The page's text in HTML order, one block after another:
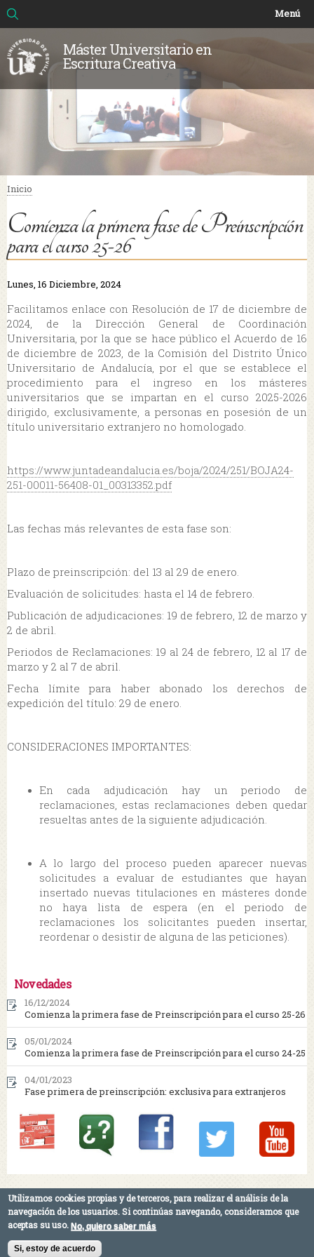
Menú
Máster Universitario en
Escritura Creativa
Formulario de búsqueda
Buscar
Se encuentra usted aquí
Inicio
Comienza la primera fase de Preinscripción
para el curso 25-26
Lunes, 16 Diciembre, 2024
Facilitamos enlace con Resolución de 17 de diciembre de
2024, de la Dirección General de Coordinación
Universitaria, por la que se hace público el Acuerdo de 16
de diciembre de 2023, de la Comisión del Distrito Único
Universitario de Andalucía, por el que se establece el
procedimiento para el ingreso en los másteres
universitarios que se impartan en el curso 2025-2026
dirigido, exclusivamente, a personas en posesión de un
título universitario extranjero no homologado.
https://www.juntadeandalucia. es/boja/2024/251/BOJA24-
251-00011-56408-01_00313352.pdf
Las fechas más relevantes de esta fase son:
Plazo de preinscripción: del 13 al 29 de enero.
Evaluación de solicitudes: hasta el 14 de febrero.
Publicación de adjudicaciones: 19 de febrero, 12 de marzo y
2 de abril.
Periodos de Reclamaciones: 19 al 24 de febrero, 12 al 17 de
marzo y 2 al 7 de abril.
Fecha límite para haber abonado los derechos de
expedición del título: 29 de enero.
CONSIDERACIONES IMPORTANTES:
En cada adjudicación hay un periodo de
reclamaciones, estas reclamaciones deben quedar
resueltas antes de la siguiente adjudicación.
A lo largo del proceso pueden aparecer nuevas
solicitudes a evaluar de estudiantes que hayan
insertado nuevas titulaciones en másteres donde
no haya lista de espera (en el periodo de
reclamaciones los solicitantes pueden insertar,
reordenar o desistir de alguna de las peticiones).
Novedades
16/12/2024
Comienza la primera fase de Preinscripción para el curso 25-26
05/01/2024
Comienza la primera fase de Preinscripción para el curso 24-25
04/01/2023
Fase primera de preinscripción: exclusiva para extranjeros
Máster Universitario en Escritura Creativa -Facultad de Comunicación ·
Universidad de Sevilla - Calle Américo Vespucio s/n, 41092 Sevilla · T.: 954 55 96
49
Utilizamos cookies propias y de terceros, para realizar el análisis de la
navegación de los usuarios. Si continúas navegando, consideramos que
aceptas su uso. No, quiero saber más
Si, estoy de acuerdo